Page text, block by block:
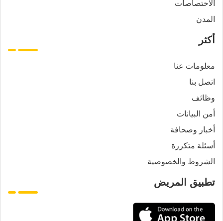
الاختصاصات
المدن
أكثر
معلومات عنا
اتصل بنا
وظائف
أمن البيانات
أخبار وصحافة
أسئلة متكررة
الشروط والخصوصية
تطبيق المريض